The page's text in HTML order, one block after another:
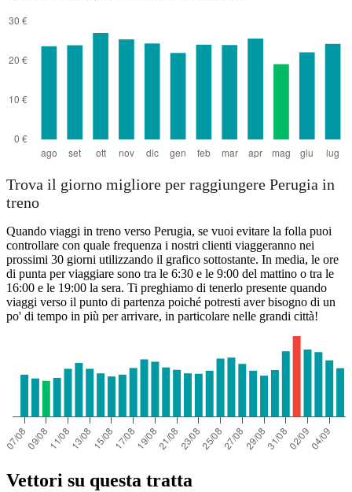
Trova il giorno migliore per raggiungere Perugia in
treno
Quando viaggi in treno verso Perugia, se vuoi evitare la folla puoi
controllare con quale frequenza i nostri clienti viaggeranno nei
prossimi 30 giorni utilizzando il grafico sottostante. In media, le ore
di punta per viaggiare sono tra le 6:30 e le 9:00 del mattino o tra le
16:00 e le 19:00 la sera. Ti preghiamo di tenerlo presente quando
viaggi verso il punto di partenza poiché potresti aver bisogno di un
po' di tempo in più per arrivare, in particolare nelle grandi città!
Vettori su questa tratta